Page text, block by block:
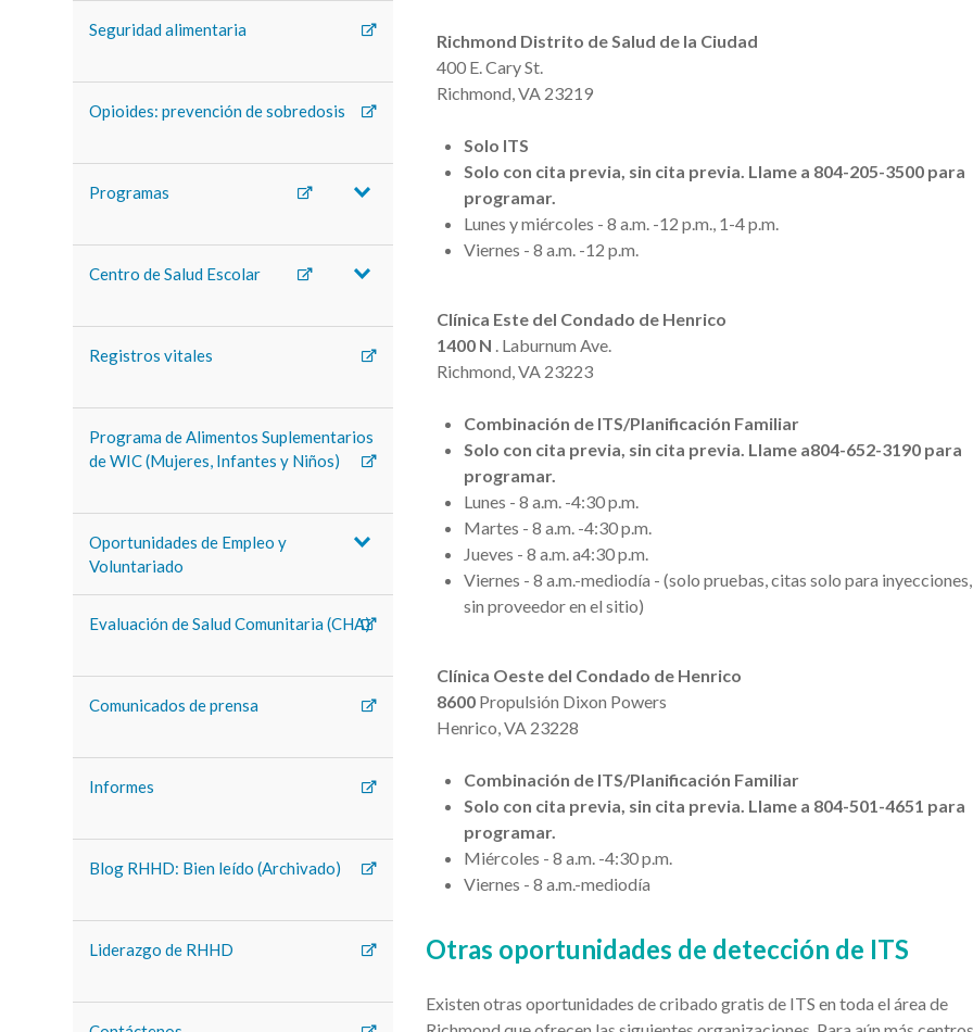
Seguridad alimentaria
Opioides: prevención de sobredosis
Programas
Centro de Salud Escolar
Registros vitales
Programa de Alimentos Suplementarios
de WIC (Mujeres, Infantes y Niños)
Oportunidades de Empleo y
Voluntariado
Evaluación de Salud Comunitaria (CHA)
Comunicados de prensa
Informes
Blog RHHD: Bien leído (Archivado)
Liderazgo de RHHD
Richmond Distrito de Salud de la Ciudad
400 E. Cary St.
Richmond, VA 23219
Solo ITS
Solo con cita previa, sin cita previa. Llame a 804-205-3500 para
programar.
Lunes y miércoles - 8 a.m. -12 p.m., 1-4 p.m.
Viernes - 8 a.m. -12 p.m.
Clínica Este del Condado de Henrico
1400 N . Laburnum Ave.
Richmond, VA 23223
Combinación de ITS/Planificación Familiar
Solo con cita previa, sin cita previa. Llame a804-652-3190 para
programar.
Lunes - 8 a.m. -4:30 p.m.
Martes - 8 a.m. -4:30 p.m.
Jueves - 8 a.m. a4:30 p.m.
Viernes - 8 a.m.-mediodía - (solo pruebas, citas solo para inyecciones,
sin proveedor en el sitio)
Clínica Oeste del Condado de Henrico
8600 Propulsión Dixon Powers
Henrico, VA 23228
Combinación de ITS/Planificación Familiar
Solo con cita previa, sin cita previa. Llame a 804-501-4651 para
programar.
Miércoles - 8 a.m. -4:30 p.m.
Viernes - 8 a.m.-mediodía
Otras oportunidades de detección de ITS
Existen otras oportunidades de cribado gratis de ITS en toda el área de